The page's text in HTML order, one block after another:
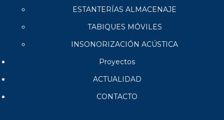
ESTANTERÍAS ALMACENAJE
TABIQUES MÓVILES
INSONORIZACIÓN ACÚSTICA
Proyectos
ACTUALIDAD
CONTACTO